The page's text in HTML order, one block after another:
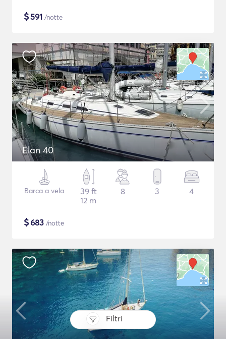
Filtri
$591 /notte
Elan 40
Barca a vela
39 ft
12 m
8 3 4
$683 /notte